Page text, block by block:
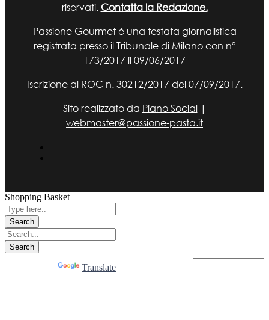
riservati. Contatta la Redazione.
Passione Gourmet è una testata giornalistica
registrata presso il Tribunale di Milano con n°
173/2017 il 09/06/2017
Iscrizione al ROC n. 30212/2017 del 07/09/2017.
Sito realizzato da Piano Social|
webmaster@passione-pasta.it
Shopping Basket
Translate